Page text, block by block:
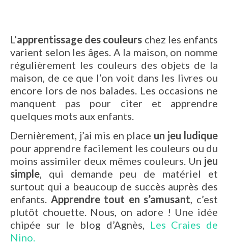
L’apprentissage des couleurs chez les enfants
varient selon les âges. A la maison, on nomme
régulièrement les couleurs des objets de la
maison, de ce que l’on voit dans les livres ou
encore lors de nos balades. Les occasions ne
manquent pas pour citer et apprendre
quelques mots aux enfants.
Dernièrement, j’ai mis en place un jeu ludique
pour apprendre facilement les couleurs ou du
moins assimiler deux mêmes couleurs. Un jeu
simple, qui demande peu de matériel et
surtout qui a beaucoup de succès auprès des
enfants. Apprendre tout en s’amusant, c’est
plutôt chouette. Nous, on adore ! Une idée
chipée sur le blog d’Agnès, Les Craies de
Nino.